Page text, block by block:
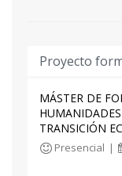
Proyecto
MÁSTER DE
TRANSICIÓN
Presencial |